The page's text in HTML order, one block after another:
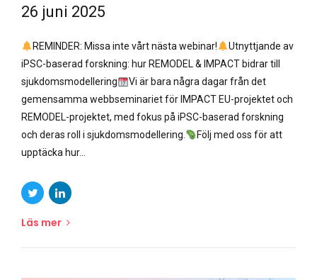
26 juni 2025
REMINDER: Missa inte vårt nästa webinar!
Utnyttjande av
iPSC-baserad forskning: hur REMODEL & IMPACT bidrar till
sjukdomsmodellering
Vi är bara några dagar från det
gemensamma webbseminariet för IMPACT EU-projektet och
REMODEL-projektet, med fokus på iPSC-baserad forskning
och deras roll i sjukdomsmodellering.
Följ med oss för att
upptäcka hur...
Läs mer